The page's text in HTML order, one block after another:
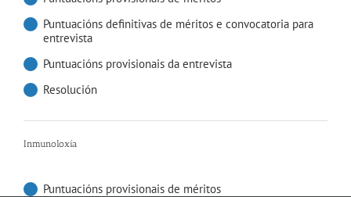
Puntuacións definitivas de méritos e convocatoria para
entrevista
Puntuacións provisionais da entrevista
Resolución
Inmunoloxía
Puntuacións provisionais de méritos